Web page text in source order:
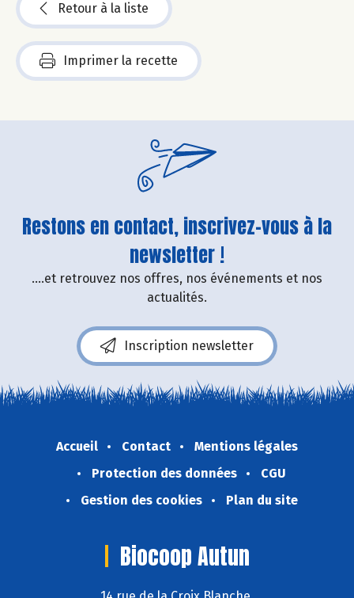
Retour à la liste
Imprimer la recette
Restons en contact, inscrivez-vous à la
newsletter !
....et retrouvez nos offres, nos événements et nos
actualités.
Inscription newsletter
Accueil Contact
Mentions légales
Protection des données
CGU
Gestion des cookies
Plan du site
Biocoop Autun